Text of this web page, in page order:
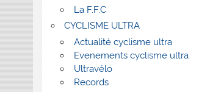
La F.F.C
CYCLISME ULTRA
Actualité cyclisme ultra
Evenements cyclisme ultra
Ultravélo
Records